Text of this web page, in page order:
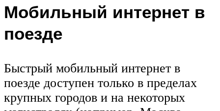
Мобильный интернет в
поезде
Быстрый мобильный интернет в
поезде доступен только в пределах
крупных городов и на некоторых